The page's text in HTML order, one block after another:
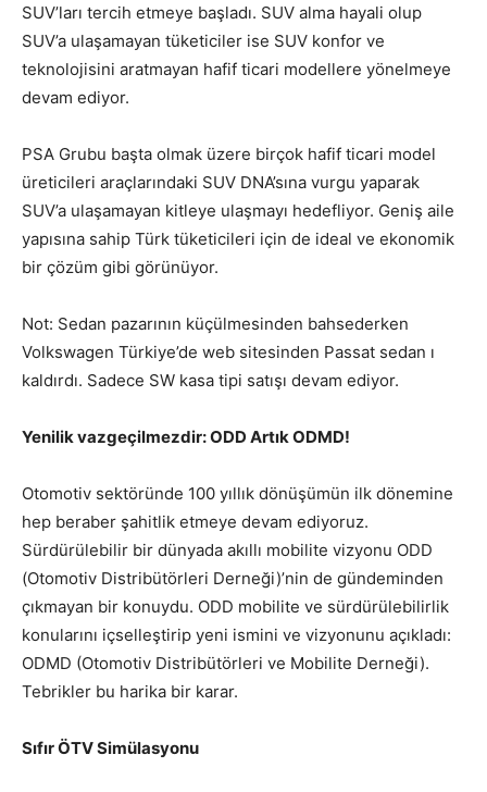
SUV’ları tercih etmeye başladı. SUV alma hayali olup
SUV’a ulaşamayan tüketiciler ise SUV konfor ve
teknolojisini aratmayan hafif ticari modellere yönelmeye
devam ediyor.
PSA Grubu başta olmak üzere birçok hafif ticari model
üreticileri araçlarındaki SUV DNA’sına vurgu yaparak
SUV’a ulaşamayan kitleye ulaşmayı hedefliyor. Geniş aile
yapısına sahip Türk tüketicileri için de ideal ve ekonomik
bir çözüm gibi görünüyor.
Not: Sedan pazarının küçülmesinden bahsederken
Volkswagen Türkiye’de web sitesinden Passat sedan ı
kaldırdı. Sadece SW kasa tipi satışı devam ediyor.
Yenilik vazgeçilmezdir: ODD Artık ODMD!
Otomotiv sektöründe 100 yıllık dönüşümün ilk dönemine
hep beraber şahitlik etmeye devam ediyoruz.
Sürdürülebilir bir dünyada akıllı mobilite vizyonu ODD
(Otomotiv Distribütörleri Derneği)’nin de gündeminden
çıkmayan bir konuydu. ODD mobilite ve sürdürülebilirlik
konularını içselleştirip yeni ismini ve vizyonunu açıkladı:
ODMD (Otomotiv Distribütörleri ve Mobilite Derneği).
Tebrikler bu harika bir karar.
Sıfır ÖTV Simülasyonu